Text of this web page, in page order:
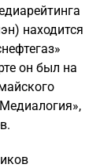
находится
он был на